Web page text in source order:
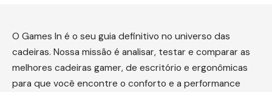
O Games In é o seu guia definitivo no universo das
cadeiras. Nossa missão é analisar, testar e comparar as
melhores cadeiras gamer, de escritório e ergonômicas
para que você encontre o conforto e a performance